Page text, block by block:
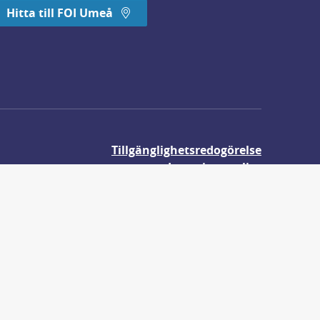
Hitta till FOI Umeå
Tillgänglighetsredogörelse
Integritetspolicy